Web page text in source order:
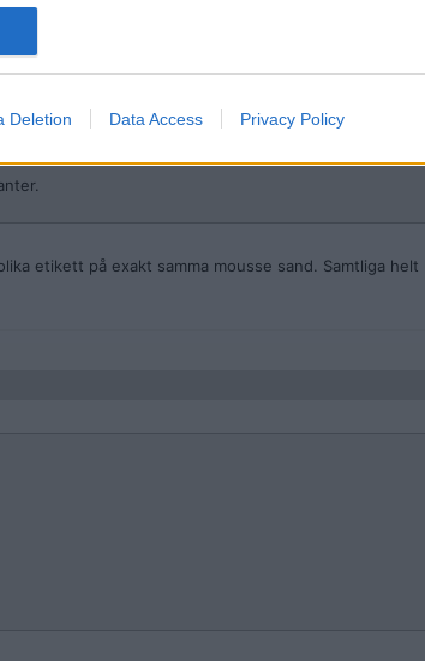
Deletion Data Access Privacy Policy
etikett på exakt samma mousse sand. Samtliga